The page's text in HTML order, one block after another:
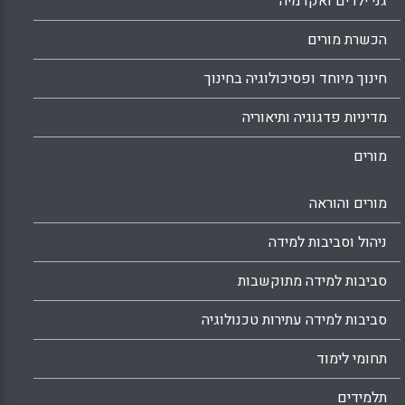
הכשרת מורים
חינוך מיוחד ופסיכולוגיה בחינוך
מדיניות פדגוגיה ותיאוריה
מורים
מורים והוראה
ניהול וסביבות למידה
סביבות למידה מתוקשבות
סביבות למידה עתירות טכנולוגיה
תחומי לימוד
תלמידים